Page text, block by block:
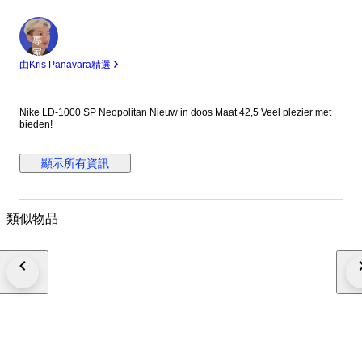
專
家
由Kris Panavara精選
Nike LD-1000 SP Neopolitan Nieuw in doos Maat 42,5 Veel plezier met
bieden!
顯示所有資訊
類似物品